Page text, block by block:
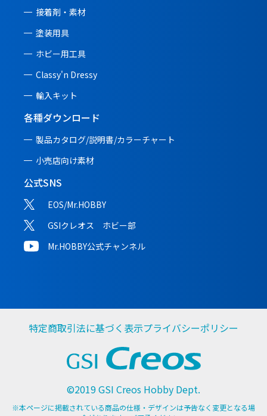
接着剤・素材
塗装用具
ホビー用工具
Classy'n Dressy
輸入キット
各種ダウンロード
製品カタログ/説明書/カラーチャート
小売店向け素材
公式SNS
EOS/Mr.HOBBY
GSIクレオス ホビー部
Mr.HOBBY公式チャンネル
特定商取引法に基づく表示プライバシーポリシー
©2019 GSI Creos Hobby Dept.
※本ページに掲載されている商品の仕様・デザインは予告なく変更となる場